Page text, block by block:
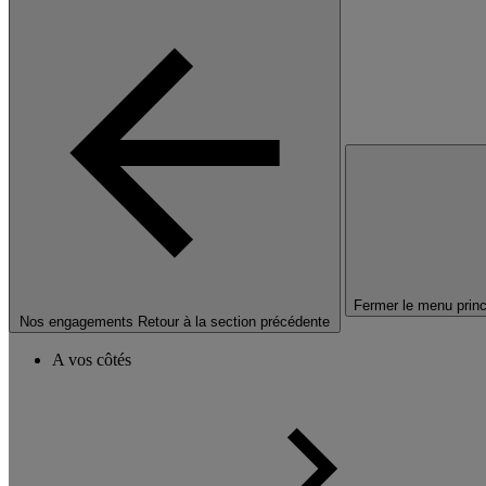
Nos engagements Retour à la section précédente
Fermer le menu
A vos côtés